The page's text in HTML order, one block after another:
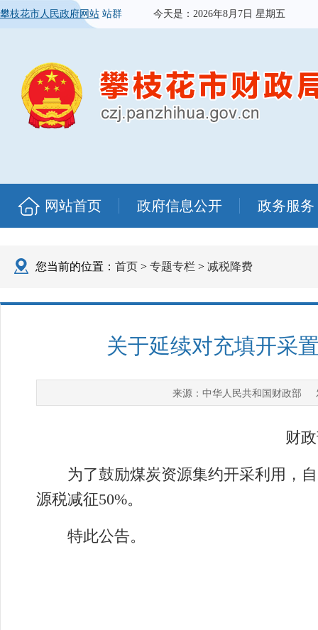
攀枝花市人民政府网站 站群 今天是： 2026年8月7日 星期五
网站首页 政府信息公开 政务服务
您当前的位置： 首页 > 专题专栏 > 减税降费
关于延续对充填开采
来源： 中华人民共和国财政部
财
为了鼓励煤炭资源集约开采利用，自
源税减征50%。
特此公告。